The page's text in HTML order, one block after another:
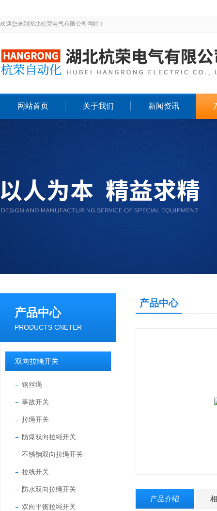
欢迎您来到湖北杭荣电气有限公司网站！
网站首页 关于我们 新闻资讯
产品中心
PRODUCTS CNETER
双向拉绳开关
钢丝绳
事故开关
拉绳开关
防爆双向拉绳开关
不锈钢双向拉绳开关
拉线开关
防水双向拉绳开关
双向平衡拉绳开关
产品中心
产品介绍